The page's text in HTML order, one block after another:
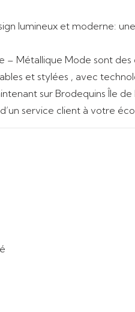
lumineux et moderne:
– Métallique Mode sont des
et stylées , avec
sur Brodequins Île de
service client à votre